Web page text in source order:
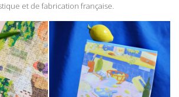
et de fabrication française.